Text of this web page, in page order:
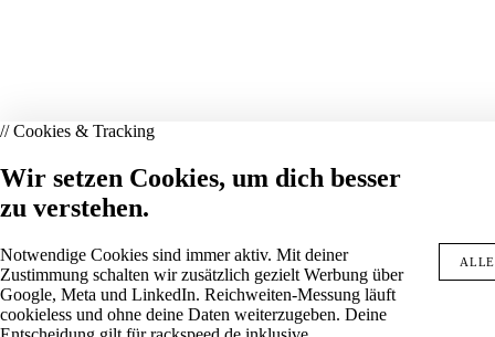
// Cookies & Tracking
Wir setzen Cookies, um dich besser
zu verstehen.
Notwendige Cookies sind immer aktiv. Mit deiner
Zustimmung schalten wir zusätzlich gezielt Werbung über
Google, Meta und LinkedIn. Reichweiten-Messung läuft
cookieless und ohne deine Daten weiterzugeben. Deine